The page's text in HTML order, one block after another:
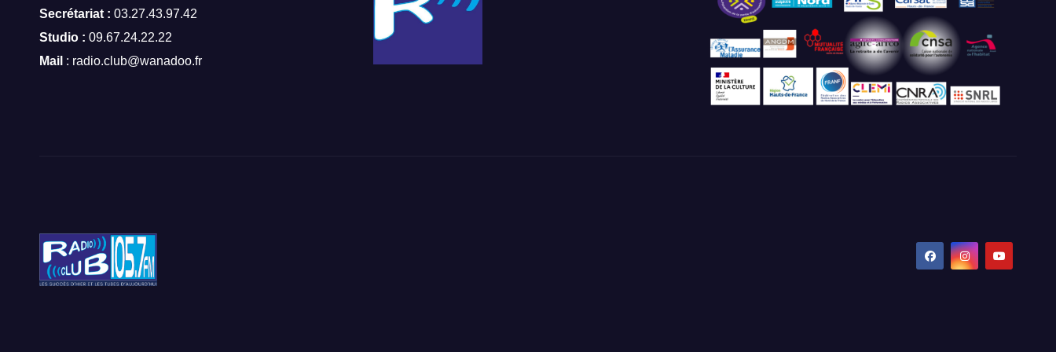
Secrétariat : 03.27.43.97.42
Studio : 09.67.24.22.22
Mail : radio.club@wanadoo.fr